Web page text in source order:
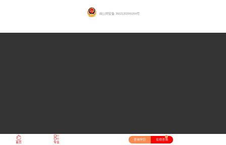
闽公网安备 35021202000204号
首页 专业
咨询学历 在线咨询
27